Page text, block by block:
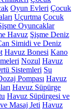
Oyun Evleri Çocuk
Uçurtma Çocuk
Oyuncaklar
Havuz Şişme Deniz
Simidi ve Deniz
Havuz Bonesi Kano
Nozul Havuz
Sistemleri Su
Pompası Havuz
Havuz Süpürge
Havuz Süpürgesi ve
Masaj Jeti Havuz